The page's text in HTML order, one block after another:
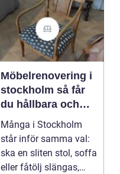
Möbelrenovering i
stockholm så får
du hållbara och
vackra möbler
Många i Stockholm
står inför samma val:
ska en sliten stol, soffa
eller fåtölj slängas,